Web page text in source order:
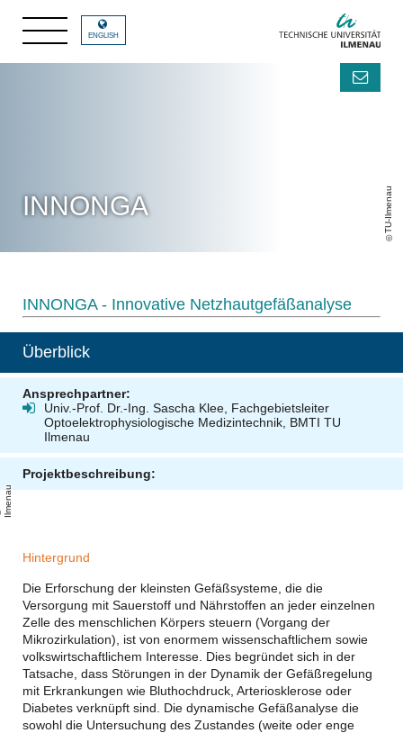
TU-Ilmenau
ENGLISH
INNONGA
INNONGA - Innovative Netzhautgefäßanalyse
Überblick
Ansprechpartner:
Univ.-Prof. Dr.-Ing. Sascha Klee, Fachgebietsleiter
Optoelektrophysiologische Medizintechnik, BMTI TU
Ilmenau
Projektbeschreibung:
u
Hintergrund
Die Erforschung der kleinsten Gefäßsysteme, die die
Versorgung mit Sauerstoff und Nährstoffen an jeder einzelnen
Zelle des menschlichen Körpers steuern (Vorgang der
Mikrozirkulation), ist von enormem wissenschaftlichem sowie
volkswirtschaftlichem Interesse. Dies begründet sich in der
Tatsache, dass Störungen in der Dynamik der Gefäßregelung
mit Erkrankungen wie Bluthochdruck, Arteriosklerose oder
Diabetes verknüpft sind. Die dynamische Gefäßanalyse die
sowohl die Untersuchung des Zustandes (weite oder enge